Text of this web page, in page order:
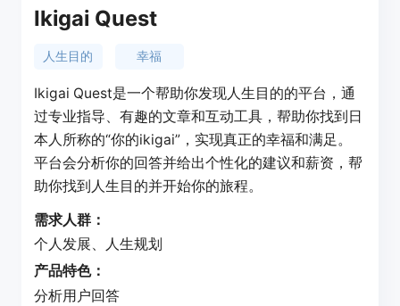
Ikigai Quest
人生目的 幸福
Ikigai Quest是一个帮助你发现人生目的的平台，通
过专业指导、有趣的文章和互动工具，帮助你找到日
本人所称的“你的ikigai”，实现真正的幸福和满足。
平台会分析你的回答并给出个性化的建议和薪资，帮
助你找到人生目的并开始你的旅程。
需求人群：
个人发展、人生规划
产品特色：
分析用户回答